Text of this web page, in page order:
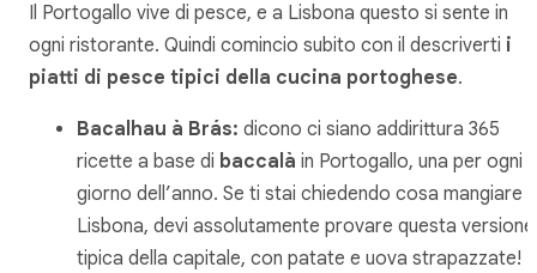
Il Portogallo vive di pesce, e a Lisbona questo si sente in
ogni ristorante. Quindi comincio subito con il descriverti i
piatti di pesce tipici della cucina portoghese.
Bacalhau à Brás: dicono ci siano addirittura 365
ricette a base di baccalà in Portogallo, una per ogni
giorno dell’anno. Se ti stai chiedendo cosa mangiare a
Lisbona, devi assolutamente provare questa
tipica della capitale, con patate e uova strapazzate!